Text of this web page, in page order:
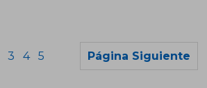
3 4 5 Página Siguiente